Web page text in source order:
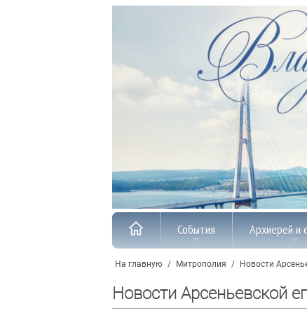
События Архиерей и
На главную / Митрополия / Новости
Новости Арсеньевской